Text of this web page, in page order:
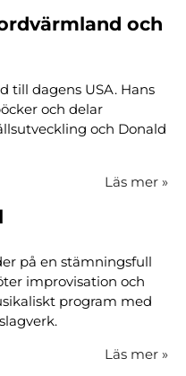
och
till dagens USA. Hans
och delar
och Donald
Läs mer »
på en stämningsfull
improvisation och
program med
Läs mer »